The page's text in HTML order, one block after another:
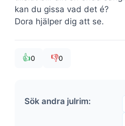
kan du gissa vad det é?
Dora hjälper dig att se.
👍0 👎0
Sök andra julrim: